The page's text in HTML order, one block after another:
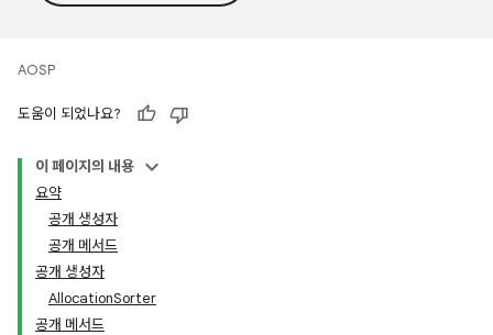
AOSP
도움이 되었나요?
이 페이지의 내용
요약
공개 생성자
공개 메서드
공개 생성자
AllocationSorter
공개 메서드